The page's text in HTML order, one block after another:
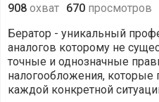
908 охват 670 просмотров
Бератор - уникальный
аналогов которому не
точные и однозначные
налогообложения, которые
каждой конкретной